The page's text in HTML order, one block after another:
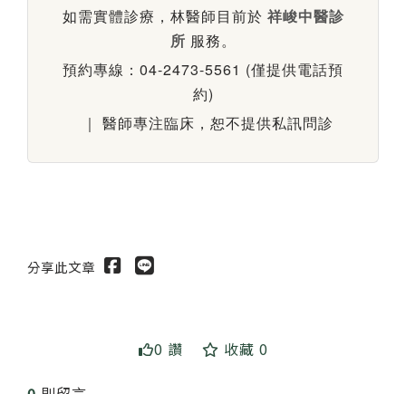
如需實體診療，林醫師目前於 祥峻中醫診
所 服務。
預約專線：04-2473-5561 (僅提供電話預
約)
｜ 醫師專注臨床，恕不提供私訊問診
分享此文章
0 讚 收藏 0